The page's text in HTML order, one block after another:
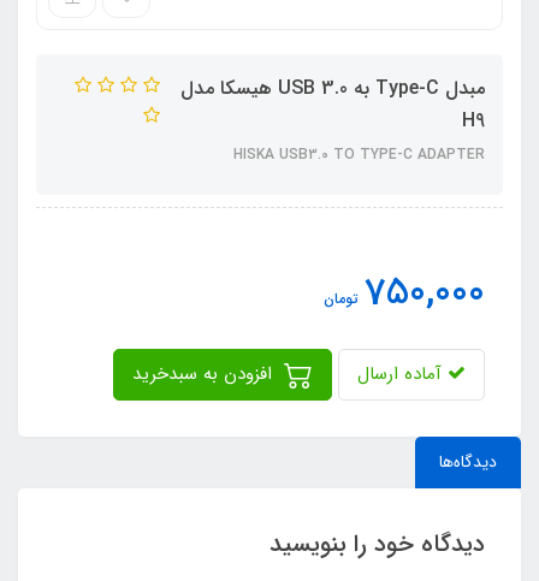
مبدل Type-C به USB 3.0 هیسکا مدل
H9
HISKA USB3.0 TO TYPE-C ADAPTER
750,000 تومان
آماده ارسال
دیدگاه‌ها
دیدگاه خود را بنویسید